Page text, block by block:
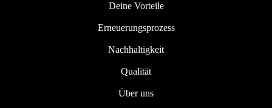
Deine Vorteile
Erneuerungsprozess
Nachhaltigkeit
Qualität
Über uns